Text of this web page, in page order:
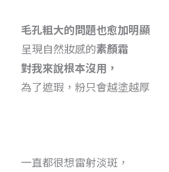
毛孔粗大的問題也愈加明顯
呈現自然妝感的素顏霜
對我來說根本沒用，
為了遮瑕，粉只會越塗越厚
一直都很想雷射淡斑，